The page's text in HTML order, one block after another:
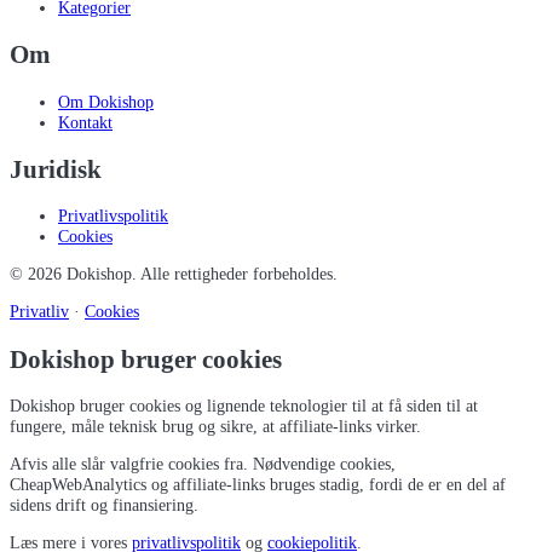
Kategorier
Om
Om Dokishop
Kontakt
Juridisk
Privatlivspolitik
Cookies
© 2026 Dokishop. Alle rettigheder forbeholdes.
Privatliv · Cookies
Dokishop bruger cookies
Dokishop bruger cookies og lignende teknologier til at få siden til at
fungere, måle teknisk brug og sikre, at affiliate-links virker.
Afvis alle slår valgfrie cookies fra. Nødvendige cookies,
CheapWebAnalytics og affiliate-links bruges stadig, fordi de er en del af
sidens drift og finansiering.
Læs mere i vores privatlivspolitik og cookiepolitik.